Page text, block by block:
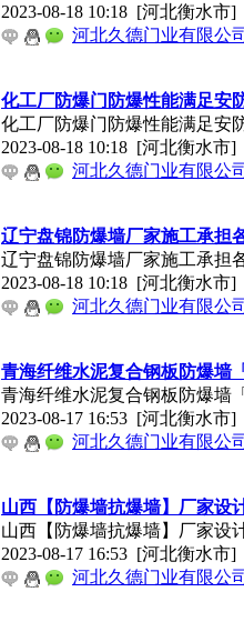
2023-08-18 10:18 [河北衡水市]
河北久德门业有限公司
化工厂防爆门 防爆性能满足安
化工厂防爆门 防爆性能满足安
2023-08-18 10:18 [河北衡水市]
河北久德门业有限公司
辽宁盘锦防爆墙厂家施工承担
辽宁盘锦防爆墙厂家施工承担
2023-08-18 10:18 [河北衡水市]
河北久德门业有限公司
青海纤维水泥复合钢板防爆墙
青海纤维水泥复合钢板防爆墙
2023-08-17 16:53 [河北衡水市]
河北久德门业有限公司
山西【防爆墙抗爆墙】厂家设
山西【防爆墙抗爆墙】厂家设
2023-08-17 16:53 [河北衡水市]
河北久德门业有限公司